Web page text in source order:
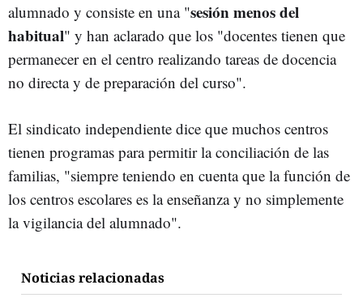
alumnado y consiste en una "sesión menos del
habitual" y han aclarado que los "docentes tienen que
permanecer en el centro realizando tareas de docencia
no directa y de preparación del curso".
El sindicato independiente dice que muchos centros
tienen programas para permitir la conciliación de las
familias, "siempre teniendo en cuenta que la función de
los centros escolares es la enseñanza y no simplemente
la vigilancia del alumnado".
Noticias relacionadas